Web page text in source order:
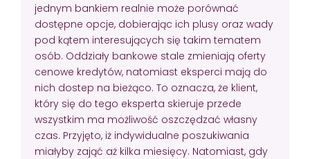
jednym bankiem realnie może porównać
dostępne opcje, dobierając ich plusy oraz wady
pod kątem interesujących się takim tematem
osób. Oddziały bankowe stale zmieniają oferty
cenowe kredytów, natomiast eksperci mają do
nich dostep na bieżąco. To oznacza, że klient,
który się do tego eksperta skieruje przede
wszystkim ma możliwość oszczędzać własny
czas. Przyjęto, iż indywidualne poszukiwania
miałyby zająć aż kilka miesięcy. Natomiast, gdy